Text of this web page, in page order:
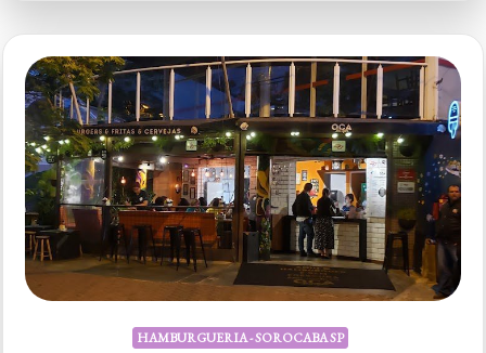
HAMBURGUERIA - SOROCABA SP